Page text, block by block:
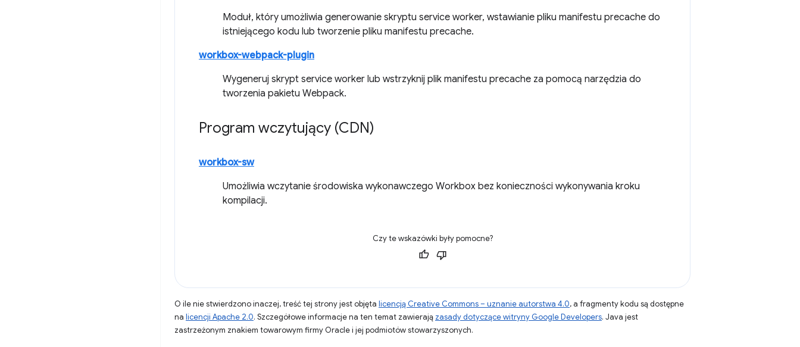
Moduł, który umożliwia generowanie skryptu service worker, wstawianie pliku manifestu precache do
istniejącego kodu lub tworzenie pliku manifestu precache.
workbox-webpack-plugin
Wygeneruj skrypt service worker lub wstrzyknij plik manifestu precache za pomocą narzędzia do
tworzenia pakietu Webpack.
Program wczytujący (CDN)
workbox-sw
Umożliwia wczytanie środowiska wykonawczego Workbox bez konieczności wykonywania kroku
kompilacji.
Czy te wskazówki były pomocne?
O ile nie stwierdzono inaczej, treść tej strony jest objęta licencją Creative Commons – uznanie autorstwa 4.0, a fragmenty kodu są dostępne
na licencji Apache 2.0. Szczegółowe informacje na ten temat zawierają zasady dotyczące witryny Google Developers. Java jest
zastrzeżonym znakiem towarowym firmy Oracle i jej podmiotów stowarzyszonych.